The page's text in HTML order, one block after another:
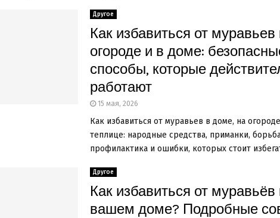
Другое
Как избавиться от муравьев
огороде и в доме:
способы, которые
работают
15 мая, 2026
Как избавиться от муравьев в доме, на
теплице: народные средства, приманки,
профилактика и ошибки, которых стоит
Другое
Как избавиться от муравьёв
вашем доме? Подробные